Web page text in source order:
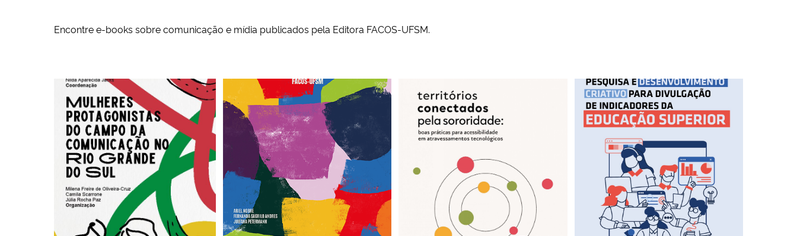
Encontre e-books sobre comunicação e mídia publicados pela Editora FACOS-UFSM.
Capa do ebook Cartografia da diversidade Capa do livro Pesquisa e Desenvolvimento